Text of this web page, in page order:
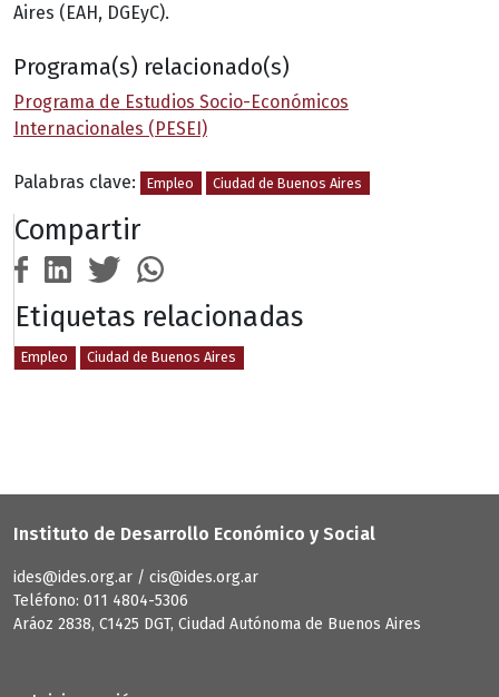
Aires (EAH, DGEyC).
Programa(s) relacionado(s)
Programa de Estudios Socio-Económicos
Internacionales (PESEI)
Palabras clave: Empleo Ciudad de Buenos Aires
Compartir
Etiquetas relacionadas
Empleo Ciudad de Buenos Aires
Instituto de Desarrollo Económico y Social
ides@ides.org.ar / cis@ides.org.ar
Teléfono: 011 4804-5306
Aráoz 2838, C1425 DGT, Ciudad Autónoma de Buenos Aires